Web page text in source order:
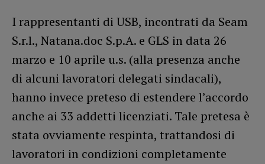
I rappresentanti di USB, incontrati da Seam
S.r.l., Natana.doc S.p.A. e GLS in data 26
marzo e 10 aprile u.s. (alla presenza anche
di alcuni lavoratori delegati sindacali),
hanno invece preteso di estendere l’accordo
anche ai 33 addetti licenziati. Tale pretesa è
stata ovviamente respinta, trattandosi di
lavoratori in condizioni completamente